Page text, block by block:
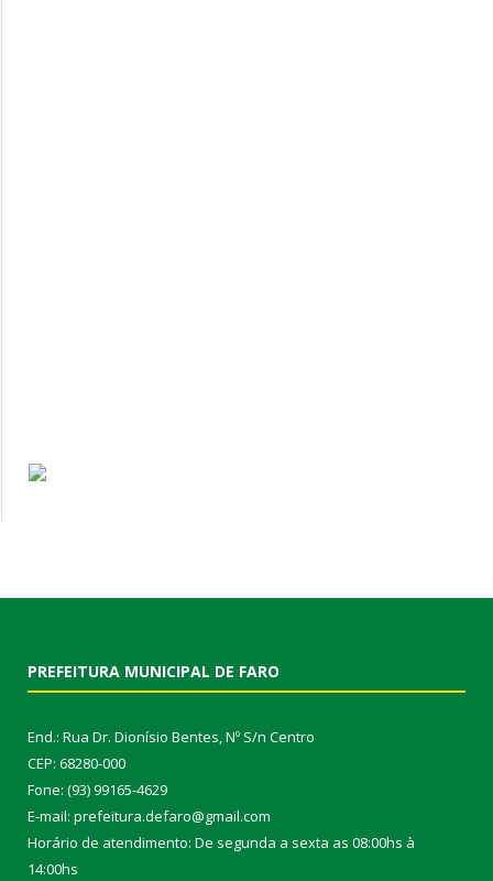
PREFEITURA MUNICIPAL DE FARO
End.: Rua Dr. Dionísio Bentes, Nº S/n Centro
CEP: 68280-000
Fone: (93) 99165-4629
E-mail: prefeitura.defaro@gmail.com
Horário de atendimento: De segunda a sexta as 08:00hs à
14:00hs